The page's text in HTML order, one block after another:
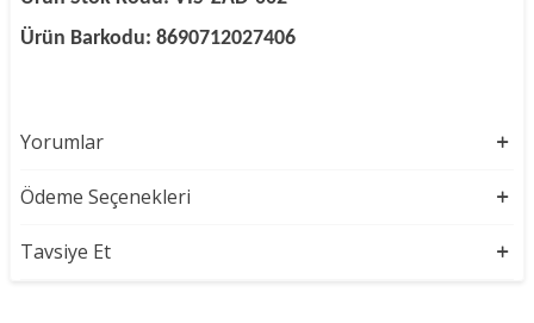
Ürün Barkodu: 8690712027406
Yorumlar
Ödeme Seçenekleri
Tavsiye Et